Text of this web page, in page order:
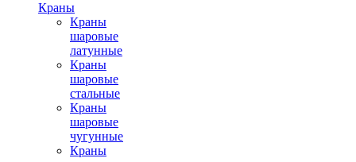
Краны
Краны
шаровые
латунные
Краны
шаровые
стальные
Краны
шаровые
чугунные
Краны